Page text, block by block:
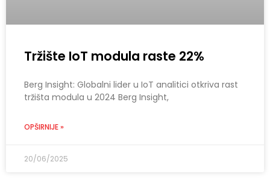
Tržište IoT modula raste 22%
Berg Insight: Globalni lider u IoT analitici otkriva rast
tržišta modula u 2024 Berg Insight,
OPŠIRNIJE »
20/06/2025